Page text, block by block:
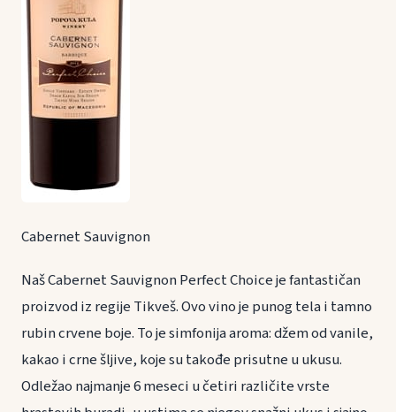
Cabernet Sauvignon
Naš Cabernet Sauvignon Perfect Choice je fantastičan
proizvod iz regije Tikveš. Ovo vino je punog tela i tamno
rubin crvene boje. To je simfonija aroma: džem od vanile,
kakao i crne šljive, koje su takođe prisutne u ukusu.
Odležao najmanje 6 meseci u četiri različite vrste